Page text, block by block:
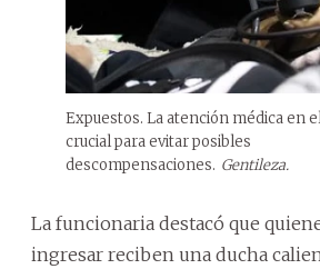
Expuestos. La atención médica en
crucial para evitar posibles
descompensaciones. Gentileza.
La funcionaria destacó que
ingresar reciben una ducha